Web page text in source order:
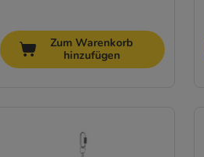
Zum Warenkorb
hinzufügen